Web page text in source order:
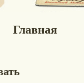
Главная